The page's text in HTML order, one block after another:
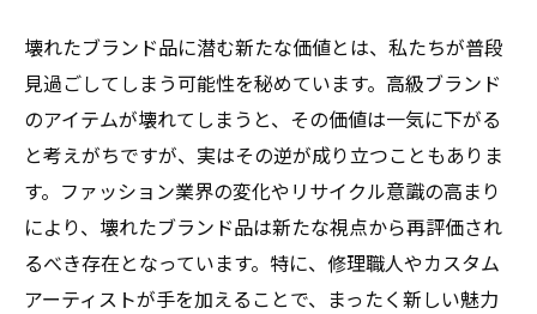
壊れたブランド品に潜む新たな価値とは、私たちが普段
見過ごしてしまう可能性を秘めています。高級ブランド
のアイテムが壊れてしまうと、その価値は一気に下がる
と考えがちですが、実はその逆が成り立つこともありま
す。ファッション業界の変化やリサイクル意識の高まり
により、壊れたブランド品は新たな視点から再評価され
るべき存在となっています。特に、修理職人やカスタム
アーティストが手を加えることで、まったく新しい魅力